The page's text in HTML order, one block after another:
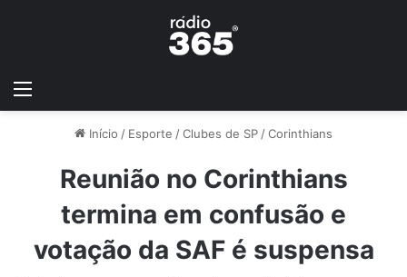
Início / Esporte /Clubes de SP /Corinthians
Reunião no Corinthians
termina em confusão e
votação da SAF é suspensa